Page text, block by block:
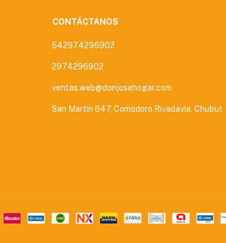
CONTÁCTANOS
542974296902
2974296902
ventas.web@donjosehogar.com
San Martín 647, Comodoro Rivadavia, Chubut